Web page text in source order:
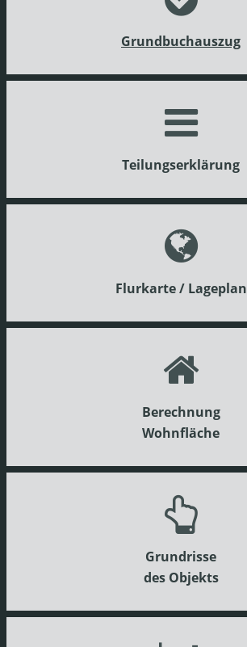
Grundbuchauszug
Teilungserklärung
Flurkarte / Lageplan
Berechnung
Wohnfläche
Grundrisse
des Objekts